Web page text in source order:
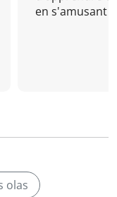
en s'amusant !
olas